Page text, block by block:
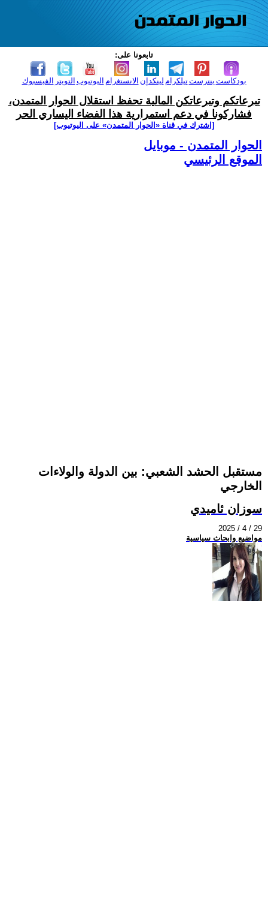
تابعونا على:
الفيسبوك التويتر اليوتيوب الانستغرام لينكدإن تيلكرامبنترست بودكاست
تبرعاتكم وتبرعاتكن المالية تحفظ استقلال الحوار المتمدن،
فشاركونا في دعم استمرارية هذا الفضاء اليساري الحر
[اشترك في قناة ‫«الحوار المتمدن» على اليوتيوب]
الحوار المتمدن - موبايل
الموقع الرئيسي
مستقبل الحشد الشعبي: بين الدولة والولاءات
الخارجي
سوزان ئاميدي
2025 / 4 / 29
مواضيع وابحاث سياسية